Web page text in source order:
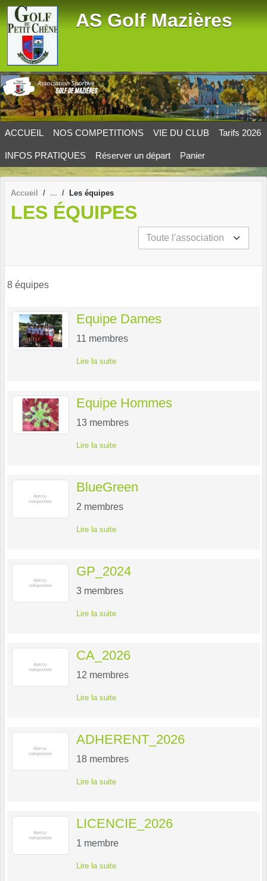
AS Golf Mazières
ACCUEIL NOS COMPETITIONS VIE DU CLUB Tarifs 2026
INFOS PRATIQUES Réserver un départ Panier
Accueil Les équipes
LES ÉQUIPES
8 équipes
Equipe Dames
11 membres
Lire la suite
Equipe Hommes
13 membres
Lire la suite
BlueGreen
2 membres
Lire la suite
GP_2024
3 membres
Lire la suite
CA_2026
12 membres
Lire la suite
ADHERENT_2026
18 membres
Lire la suite
LICENCIE_2026
1 membre
Lire la suite
Panneau de gestion des cookies